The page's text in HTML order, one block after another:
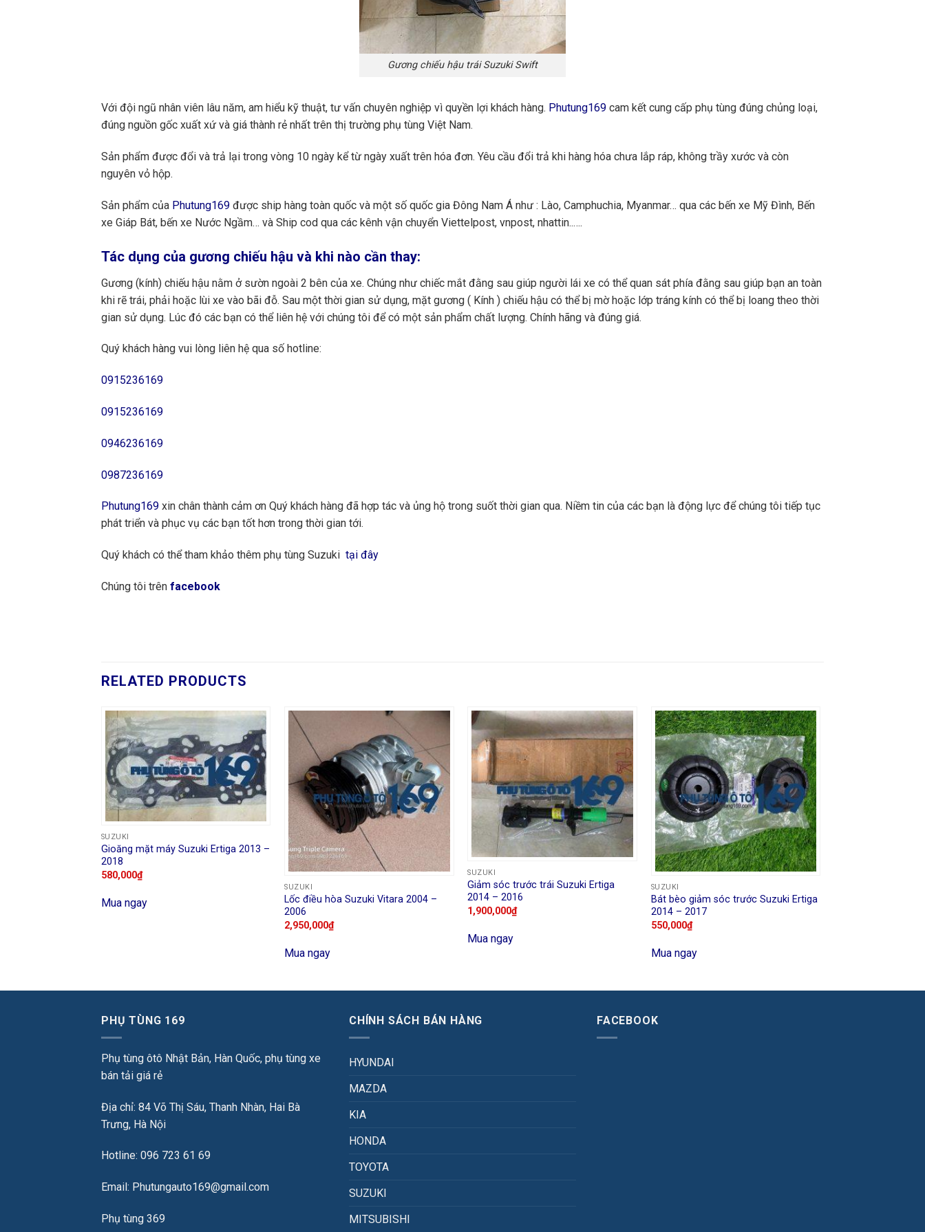
Gương chiếu hậu trái Suzuki Swift
Với đội ngũ nhân viên lâu năm, am hiểu kỹ thuật, tư vấn chuyên nghiệp vì quyền lợi khách hàng. Phutung169 cam kết cung cấp phụ tùng đúng chủng loại,
đúng nguồn gốc xuất xứ và giá thành rẻ nhất trên thị trường phụ tùng Việt Nam.
Sản phẩm được đổi và trả lại trong vòng 10 ngày kể từ ngày xuất trên hóa đơn. Yêu cầu đổi trả khi hàng hóa chưa lắp ráp, không trầy xước và còn
nguyên vỏ hộp.
Sản phẩm của Phutung169 được ship hàng toàn quốc và một số quốc gia Đông Nam Á như : Lào, Camphuchia, Myanmar… qua các bến xe Mỹ Đình, Bến
xe Giáp Bát, bến xe Nước Ngầm… và Ship cod qua các kênh vận chuyển Viettelpost, vnpost, nhattin..….
Tác dụng của gương chiếu hậu và khi nào cần thay:
Gương (kính) chiếu hậu nằm ở sườn ngoài 2 bên của xe. Chúng như chiếc mắt đằng sau giúp người lái xe có thể quan sát phía đằng sau giúp bạn an toàn
khi rẽ trái, phải hoặc lùi xe vào bãi đỗ. Sau một thời gian sử dụng, mặt gương ( Kính ) chiếu hậu có thể bị mờ hoặc lớp tráng kính có thể bị loang theo thời
gian sử dụng. Lúc đó các bạn có thể liên hệ với chúng tôi để có một sản phẩm chất lượng. Chính hãng và đúng giá.
Quý khách hàng vui lòng liên hệ qua số hotline:
0915236169
0915236169
0946236169
0987236169
Phutung169 xin chân thành cảm ơn Quý khách hàng đã hợp tác và ủng hộ trong suốt thời gian qua. Niềm tin của các bạn là động lực để chúng tôi tiếp tục
phát triển và phục vụ các bạn tốt hơn trong thời gian tới.
Quý khách có thể tham khảo thêm phụ tùng Suzuki tại đây
Chúng tôi trên facebook
RELATED PRODUCTS
SUZUKI
Gioăng mặt máy Suzuki Ertiga 2013 –
2018
580,000₫
Mua ngay
SUZUKI
Lốc điều hòa Suzuki Vitara 2004 –
2006
2,950,000₫
Mua ngay
SUZUKI
Giảm sóc trước trái Suzuki Ertiga
2014 – 2016
1,900,000₫
Mua ngay
SUZUKI
Bát bèo giảm sóc trước Suzuki Ertiga
2014 – 2017
550,000₫
Mua ngay
PHỤ TÙNG 169
Phụ tùng ôtô Nhật Bản, Hàn Quốc, phụ tùng xe
bán tải giá rẻ
Địa chỉ: 84 Võ Thị Sáu, Thanh Nhàn, Hai Bà
Trưng, Hà Nội
Hotline: 096 723 61 69
Email: Phutungauto169@gmail.com
Phụ tùng 369
CHÍNH SÁCH BÁN HÀNG
HYUNDAI
MAZDA
KIA
HONDA
TOYOTA
SUZUKI
MITSUBISHI
FACEBOOK